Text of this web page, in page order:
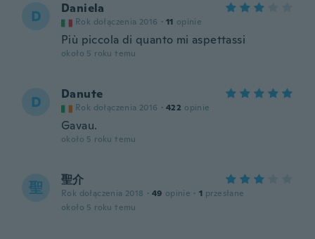
D Daniela
Rok dołączenia 2016 · 11 opinie
Più piccola di quanto mi aspettassi
około 5 roku temu
D Danute
Rok dołączenia 2016 · 422 opinie
Gavau.
około 5 roku temu
聖 聖介
Rok dołączenia 2018 · 49 opinie · 1 przesłane
około 5 roku temu